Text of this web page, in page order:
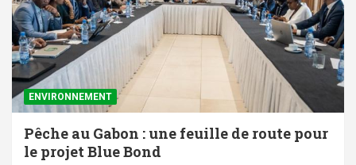
ENVIRONNEMENT
Pêche au Gabon : une feuille de route pour
le projet Blue Bond